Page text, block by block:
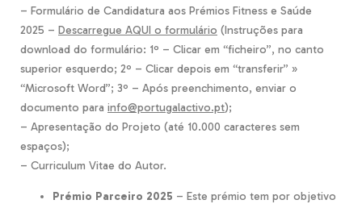
– Formulário de Candidatura aos Prémios Fitness e Saúde
2025 – Descarregue AQUI o formulário (Instruções para
download do formulário: 1º – Clicar em “ficheiro”, no canto
superior esquerdo; 2º – Clicar depois em “transferir” »
“Microsoft Word”; 3º – Após preenchimento, enviar o
documento para info@portugalactivo.pt);
– Apresentação do Projeto (até 10.000 caracteres sem
espaços);
– Curriculum Vitae do Autor.
Prémio Parceiro 2025 – Este prémio tem por objetivo